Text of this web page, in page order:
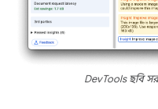
DevTools ছবি